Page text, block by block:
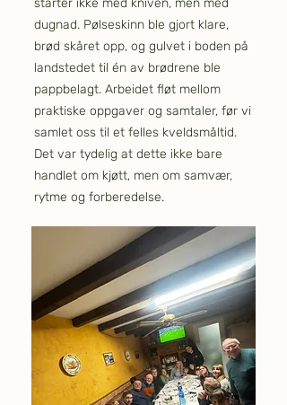
starter ikke med kniven, men med
dugnad. Pølseskinn ble gjort klare,
brød skåret opp, og gulvet i boden på
landstedet til én av brødrene ble
pappbelagt. Arbeidet fløt mellom
praktiske oppgaver og samtaler, før vi
samlet oss til et felles kveldsmåltid.
Det var tydelig at dette ikke bare
handlet om kjøtt, men om samvær,
rytme og forberedelse.